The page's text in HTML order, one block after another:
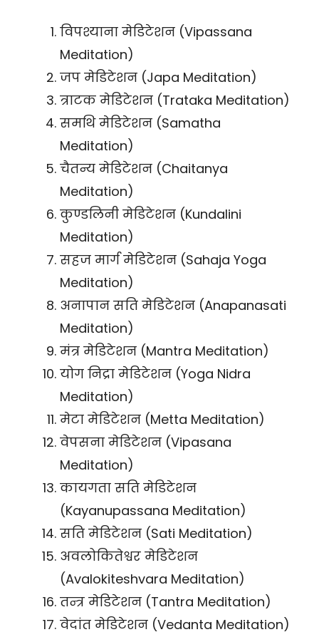
विपश्याना मेडिटेशन (Vipassana
Meditation)
जप मेडिटेशन (Japa Meditation)
त्राटक मेडिटेशन (Trataka Meditation)
समथि मेडिटेशन (Samatha
Meditation)
चैतन्य मेडिटेशन (Chaitanya
Meditation)
कुण्डलिनी मेडिटेशन (Kundalini
Meditation)
सहज मार्ग मेडिटेशन (Sahaja Yoga
Meditation)
अनापान सति मेडिटेशन (Anapanasati
Meditation)
मंत्र मेडिटेशन (Mantra Meditation)
योग निद्रा मेडिटेशन (Yoga Nidra
Meditation)
मेटा मेडिटेशन (Metta Meditation)
वेपसना मेडिटेशन (Vipasana
Meditation)
कायगता सति मेडिटेशन
(Kayanupassana Meditation)
सति मेडिटेशन (Sati Meditation)
अवलोकितेश्वर मेडिटेशन
(Avalokiteshvara Meditation)
तन्त्र मेडिटेशन (Tantra Meditation)
वेदांत मेडिटेशन (Vedanta Meditation)